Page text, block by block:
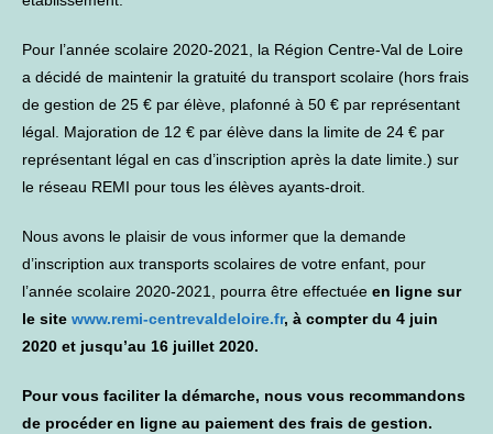
Pour l’année scolaire 2020-2021, la Région Centre-Val de Loire
a décidé de maintenir la gratuité du transport scolaire (hors frais
de gestion de 25 € par élève, plafonné à 50 € par représentant
légal. Majoration de 12 € par élève dans la limite de 24 € par
représentant légal en cas d’inscription après la date limite.) sur
le réseau REMI pour tous les élèves ayants-droit.
Nous avons le plaisir de vous informer que la demande
d’inscription aux transports scolaires de votre enfant, pour
l’année scolaire 2020-2021, pourra être effectuée en ligne sur
le site www.remi-centrevaldeloire.fr, à compter du 4 juin
2020 et jusqu’au 16 juillet 2020.
Pour vous faciliter la démarche, nous vous recommandons
de procéder en ligne au paiement des frais de gestion.